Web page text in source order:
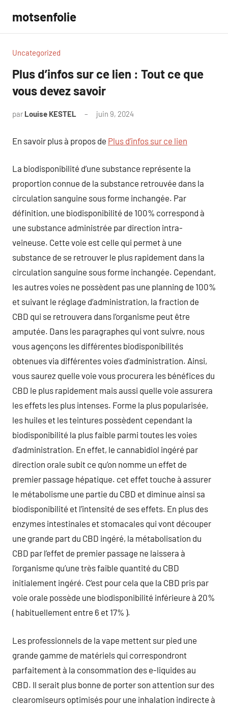
contenu
motsenfolie
Uncategorized
Plus d’infos sur ce lien : Tout ce que
vous devez savoir
par Louise KESTEL juin 9, 2024
En savoir plus à propos de Plus d’infos sur ce lien
La biodisponibilité d’une substance représente la
proportion connue de la substance retrouvée dans la
circulation sanguine sous forme inchangée. Par
définition, une biodisponibilité de 100% correspond à
une substance administrée par direction intra-
veineuse. Cette voie est celle qui permet à une
substance de se retrouver le plus rapidement dans la
circulation sanguine sous forme inchangée. Cependant,
les autres voies ne possèdent pas une planning de 100%
et suivant le réglage d’administration, la fraction de
CBD qui se retrouvera dans l’organisme peut être
amputée. Dans les paragraphes qui vont suivre, nous
vous agençons les différentes biodisponibilités
obtenues via différentes voies d’administration. Ainsi,
vous saurez quelle voie vous procurera les bénéfices du
CBD le plus rapidement mais aussi quelle voie assurera
les effets les plus intenses. Forme la plus popularisée,
les huiles et les teintures possèdent cependant la
biodisponibilité la plus faible parmi toutes les voies
d’administration. En effet, le cannabidiol ingéré par
direction orale subit ce qu’on nomme un effet de
premier passage hépatique. cet effet touche à assurer
le métabolisme une partie du CBD et diminue ainsi sa
biodisponibilité et l’intensité de ses effets. En plus des
enzymes intestinales et stomacales qui vont découper
une grande part du CBD ingéré, la métabolisation du
CBD par l’effet de premier passage ne laissera à
l’organisme qu’une très faible quantité du CBD
initialement ingéré. C’est pour cela que la CBD pris par
voie orale possède une biodisponibilité inférieure à 20%
( habituellement entre 6 et 17% ).
Les professionnels de la vape mettent sur pied une
grande gamme de matériels qui correspondront
parfaitement à la consommation des e-liquides au
CBD. Il serait plus bonne de porter son attention sur des
clearomiseurs optimisés pour une inhalation indirecte à